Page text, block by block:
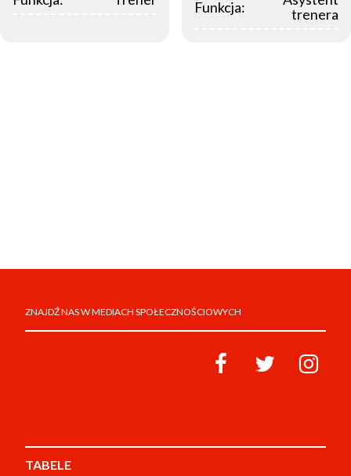
Funkcja:
trenera
ZNAJDŹ NAS W MEDIACH SPOŁECZNOŚCIOWYCH
TABELE